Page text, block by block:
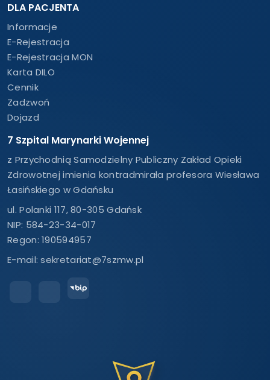
DLA PACJENTA
Informacje
E-Rejestracja
E-Rejestracja MON
Karta DILO
Cennik
Zadzwoń
Dojazd
7 Szpital Marynarki Wojennej
z Przychodnią Samodzielny Publiczny Zakład Opieki
Zdrowotnej imienia kontradmirała profesora Wiesława
Łasińskiego w Gdańsku
ul. Polanki 117, 80-305 Gdańsk
NIP: 584-23-34-017
Regon: 190594957
E-mail:sekretariat@7szmw.pl